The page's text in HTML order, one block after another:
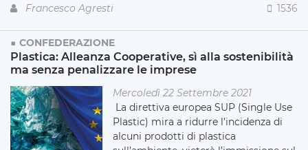
Francesco Agresti 1536
CONFEDERAZIONE
Plastica: Alleanza Cooperative, sì alla sostenibilità
ma senza penalizzare le imprese
Mercoledì 22 Settembre 2021
La direttiva europea SUP (Single Use
Plastic) mira a ridurre l’incidenza di
alcuni prodotti di plastica